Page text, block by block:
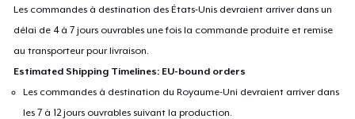
choosing.
With two cards set to print on each sheet, you will only need 8
pieces of paper.
From there you will cut on the crop lines, have your child fill in the
blanks, then assemble.
Les commandes à destination des États-Unis devraient arriver dans un
délai de 4 à 7 jours ouvrables une fois la commande produite et remise
au transporteur pour livraison.
Estimated Shipping Timelines: EU-bound orders
Les commandes à destination du Royaume-Uni devraient arriver dans
les 7 à 12 jours ouvrables suivant la production.